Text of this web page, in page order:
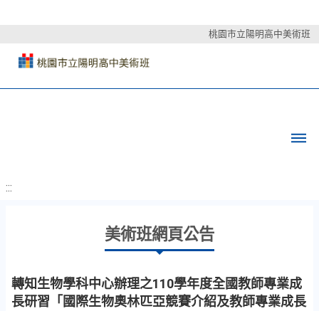
桃園市立陽明高中美術班
:::
美術班網頁公告
轉知生物學科中心辦理之110學年度全國教師專業成
長研習「國際生物奧林匹亞競賽介紹及教師專業成長